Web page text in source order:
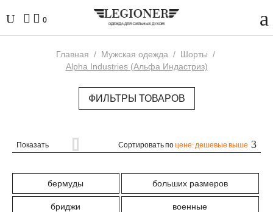
0
Главная / Мужская одежда / Шорты /
Alpha Industries (Альфа Индастриз)
ФИЛЬТРЫ ТОВАРОВ
Показать Сортировать поцене: дешевые выше
бермуды больших размеров
бриджи военные